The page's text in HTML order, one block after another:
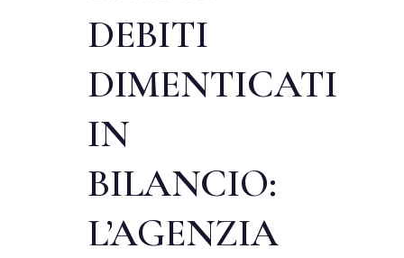
DEBITI
DIMENTICATI
IN
BILANCIO:
L’AGENZIA